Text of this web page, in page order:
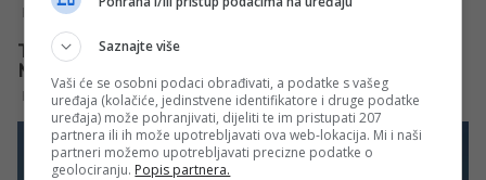
Saznajte više
Vaši će se osobni podaci obrađivati, a podatke s vašeg
uređaja (kolačiće, jedinstvene identifikatore i druge podatke
uređaja) može pohranjivati, dijeliti te im pristupati 207
partnera ili ih može upotrebljavati ova web-lokacija. Mi i naši
partneri možemo upotrebljavati precizne podatke o
geolociranju. Popis partnera.